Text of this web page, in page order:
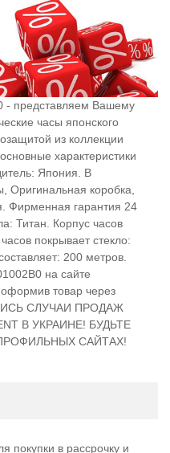
- представляем Вашему
часы японского
из коллекции
характеристики
Япония. В
Оригинальная коробка,
Фирменная гарантия 24
Титан. Корпус часов
покрывает стекло:
200 метров.
на сайте
товар через
СЛУЧАИ ПРОДАЖ
В УКРАИНЕ! БУДЬТЕ
САЙТАХ!
покупки в рассрочку и